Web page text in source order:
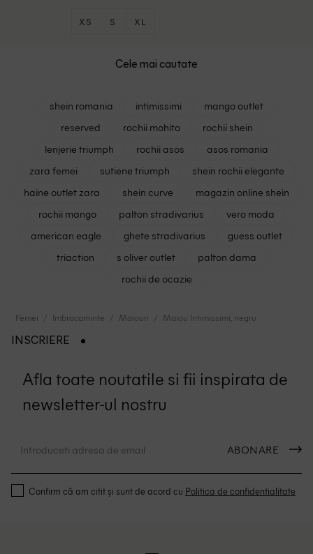
XS S XL
Cele mai cautate
shein romania intimissimi
mango outlet
reserved
rochii mohito
rochii shein
lenjerie triumph
rochii asos
asos romania
zara femei
sutiene triumph
shein rochii elegante
haine outlet zara
shein curve
magazin online shein
rochii mango
palton stradivarius
vero moda
american eagle
ghete stradivarius
guess outlet
triaction
s oliver outlet
palton dama
rochii de ocazie
Femei Imbracaminte Maiouri Maiou Intimissimi, negru
INSCRIERE
Afla toate noutatile si fii inspirata de
newsletter-ul nostru
ABONARE
Confirm că am citit și sunt de acord cu Politica de confidentialitate